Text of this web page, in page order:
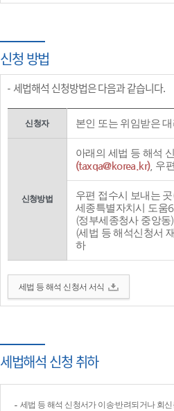
신청 방법
세법해석 신청방법은 다음과 같습니다.
신청자 본인 또는 위임받은
신청방법
아래의 세법 등 해석
(taxqa@korea.kr), 우
우편 접수시 보내는
세종특별자치시 도움
(정부세종청사 중앙동)
(세법 등 해석신청서
하
세법 등 해석 신청서 서식
세법해석 신청 취하
세법 등 해석 신청서가 이송·반려되거나 회